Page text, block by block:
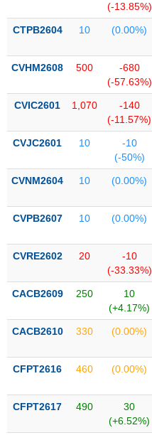
phiếu
tiết
quan
dịch
chính
tích
thuật
sơ
doanh
Tin
(-13.85%)
CTPB2604 10 (0.00%)
CVHM2608 500
-680
(-57.63%)
CVIC2601 1,070
-140
(-11.57%)
CVJC2601 10
-10
(-50%)
CVNM2604 10 (0.00%)
CVPB2607 10 (0.00%)
CVRE2602 20
-10
(-33.33%)
CACB2609 250
10
(+4.17%)
CACB2610 330 (0.00%)
CFPT2616 460 (0.00%)
CFPT2617 490
30
(+6.52%)
MỚI
(-)
SECTOR
NĂNG
VẬT
CÔNG